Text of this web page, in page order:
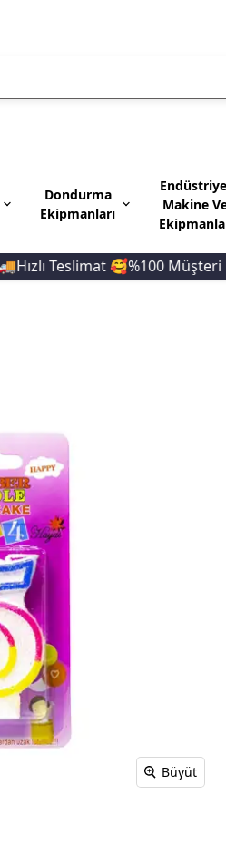
Dondurma
Ekipmanları
Makine
Teslimat 🥰%100 Müşteri
Büyüt